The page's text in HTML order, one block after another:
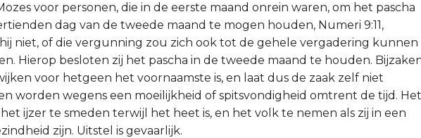
voor personen, die in de eerste maand onrein waren, om het pascha
dag van de tweede maand te mogen houden, Numeri 9:11,
niet, of die vergunning zou zich ook tot de gehele vergadering kunnen
Hierop besloten zij het pascha in de tweede maand te houden.
voor hetgeen het voornaamste is, en laat dus de zaak zelf niet
worden wegens een moeilijkheid of spitsvondigheid omtrent de tijd. Het
ijzer te smeden terwijl het heet is, en het volk te nemen als zij in een
zijn. Uitstel is gevaarlijk.